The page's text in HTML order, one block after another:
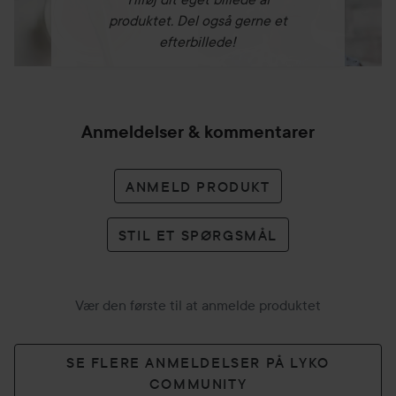
produktet. Del også gerne et
efterbillede!
Anmeldelser & kommentarer
ANMELD PRODUKT
STIL ET SPØRGSMÅL
Vær den første til at anmelde produktet
SE FLERE ANMELDELSER PÅ LYKO
COMMUNITY